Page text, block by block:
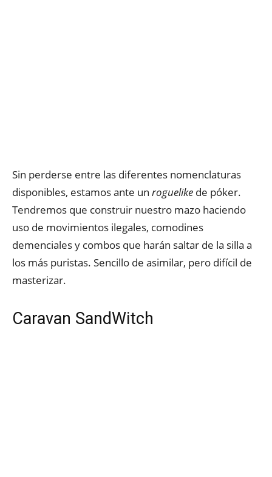
Sin perderse entre las diferentes nomenclaturas
disponibles, estamos ante un roguelike de póker.
Tendremos que construir nuestro mazo haciendo
uso de movimientos ilegales, comodines
demenciales y combos que harán saltar de la silla a
los más puristas. Sencillo de asimilar, pero difícil de
masterizar.
Caravan SandWitch